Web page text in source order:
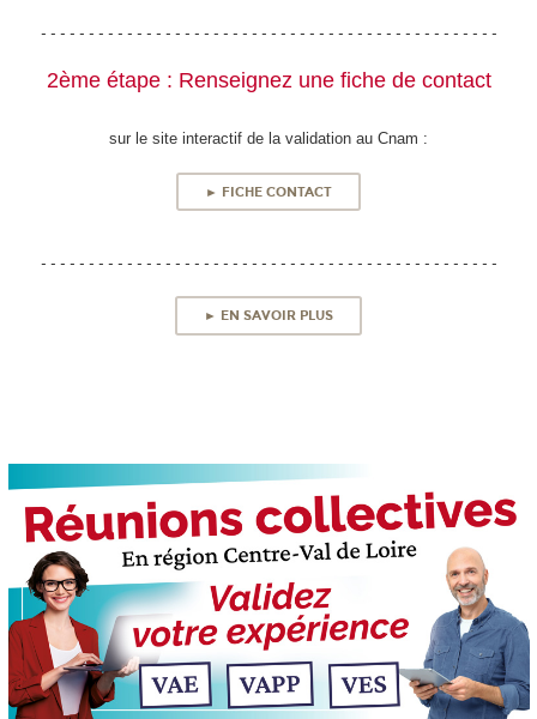
- - - - - - - - - - - - - - - - - - - - - - - - - - - - - - - - - - - - - - - - - - - - - - - -
2ème étape : Renseignez une fiche de contact
sur le site interactif de la validation au Cnam :
► FICHE CONTACT
- - - - - - - - - - - - - - - - - - - - - - - - - - - - - - - - - - - - - - - - - - - - - - - -
► EN SAVOIR PLUS